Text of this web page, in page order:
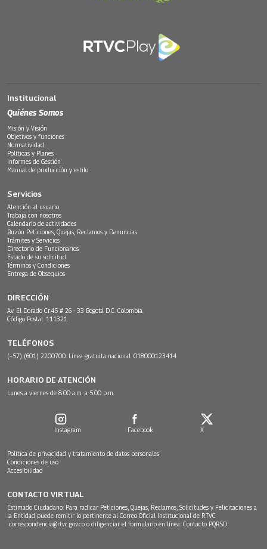
Institucional
Quiénes Somos
Misión y Visión
Objetivos y funciones
Normatividad
Políticas y Planes
Informes de Gestión
Manual de producción y estilo
Servicios
Atención al usuario
Trabaja con nosotros
Calendario de actividades
Buzón Peticiones, Quejas, Reclamos y Denuncias
Trámites y Servicios
Directorio de Funcionarios
Estado de su solicitud
Términos y Condiciones
Entrega de Obsequios
DIRECCIÓN
Av. El Dorado Cr.45 # 26 - 33 Bogotá D.C. Colombia.
Código Postal: 111321
TELÉFONOS
(+57) (601) 2200700. Línea gratuita nacional: 018000123414
HORARIO DE ATENCIÓN
Lunes a viernes de 8:00 a.m. a 5:00 p.m.
Instagram Facebook X
Política de privacidad y tratamiento de datos personales
Condiciones de uso
Accesibilidad
CONTACTO VIRTUAL
Estimado Ciudadano: Para radicar Peticiones, Quejas, Reclamos, Solicitudes y Felicitaciones a
la Entidad puede remitir lo pertinente al Correo Oficial Institucional de RTVC
correspondencia@rtvc.gov.co o diligenciar el formulario en línea: Contacto PQRSD.